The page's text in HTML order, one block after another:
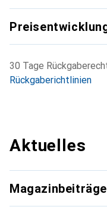
30 Tage
Rückgaberichtlinien
Aktuelles
Magazinbeiträge